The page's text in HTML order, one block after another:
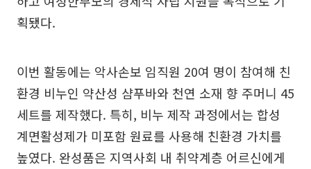
획됐다.
이번 활동에는 악사손보 임직원 20여 명이 참여해 친
환경 비누인 약산성 샴푸바와 천연 소재 향 주머니 45
세트를 제작했다. 특히, 비누 제작 과정에서는 합성
계면활성제가 미포함 원료를 사용해 친환경 가치를
높였다. 완성품은 지역사회 내 취약계층 어르신에게